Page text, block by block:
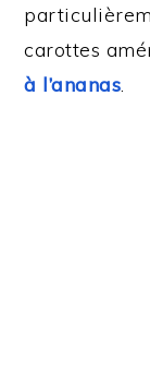
carottes
à l’ananas.